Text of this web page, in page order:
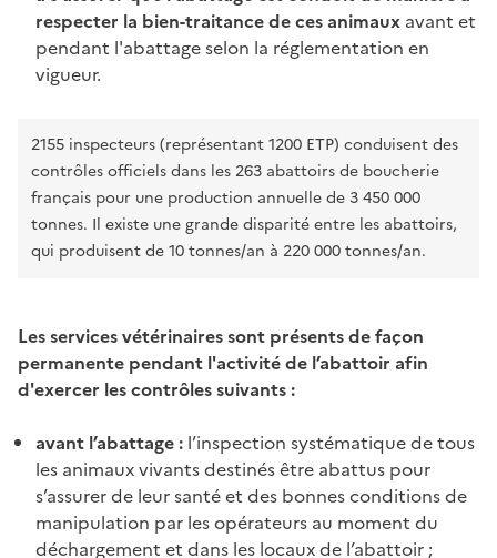
respecter la bien-traitance de ces animaux avant et
pendant l'abattage selon la réglementation en
vigueur.
2155 inspecteurs (représentant 1200 ETP) conduisent des
contrôles officiels dans les 263 abattoirs de boucherie
français pour une production annuelle de 3 450 000
tonnes. Il existe une grande disparité entre les abattoirs,
qui produisent de 10 tonnes/an à 220 000 tonnes/an.
Les services vétérinaires sont présents de façon
permanente pendant l'activité de l’abattoir afin
d'exercer les contrôles suivants :
avant l’abattage : l’inspection systématique de tous
les animaux vivants destinés être abattus pour
s’assurer de leur santé et des bonnes conditions de
manipulation par les opérateurs au moment du
déchargement et dans les locaux de l’abattoir ;